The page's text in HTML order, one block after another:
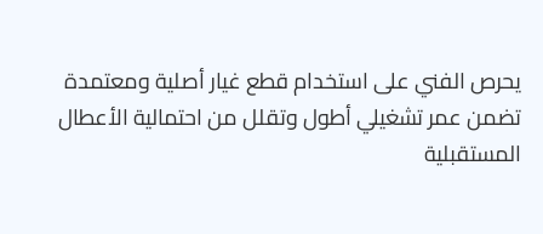
يحرص الفني على استخدام قطع غيار أصلية ومعتمدة
تضمن عمر تشغيلي أطول وتقلل من احتمالية الأعطال
المستقبلية